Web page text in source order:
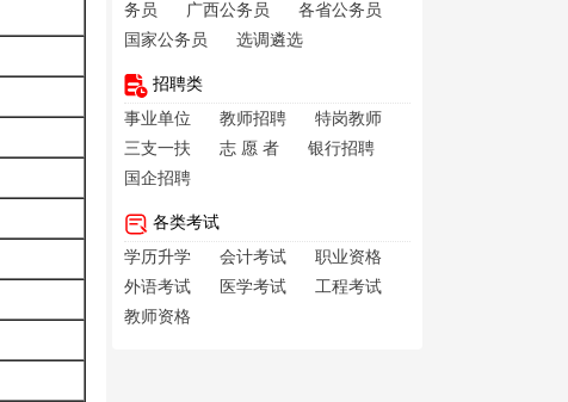
务员
广西公务员
各省公务员
国家公务员
选调遴选
招聘类
事业单位
教师招聘
特岗教师
三支一扶
志 愿 者
银行招聘
国企招聘
各类考试
学历升学
会计考试
职业资格
外语考试
医学考试
工程考试
教师资格